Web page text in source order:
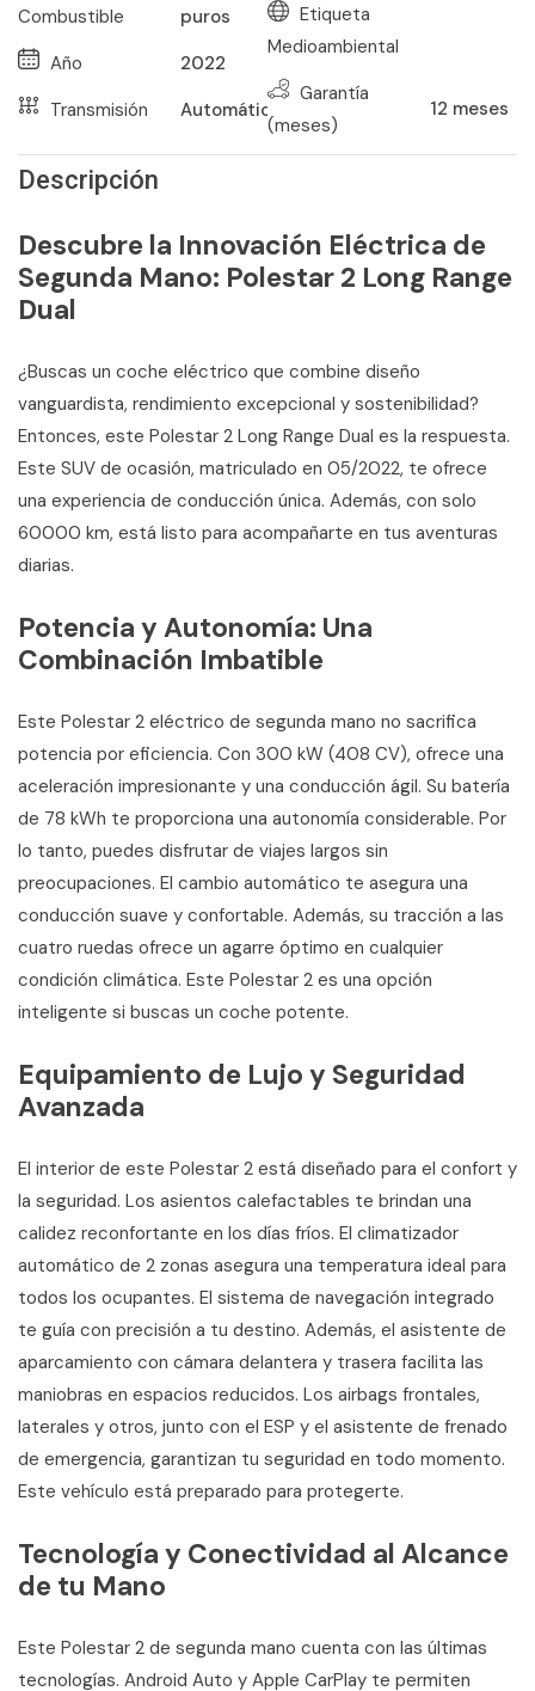
Combustible
puros
Año
2022
Transmisión
Automático
Etiqueta
Medioambiental
Garantía
(meses)
12 meses
Descripción
Descubre la Innovación Eléctrica de
Segunda Mano: Polestar 2 Long Range
Dual
¿Buscas un coche eléctrico que combine diseño
vanguardista, rendimiento excepcional y sostenibilidad?
Entonces, este Polestar 2 Long Range Dual es la respuesta.
Este SUV de ocasión, matriculado en 05/2022, te ofrece
una experiencia de conducción única. Además, con solo
60000 km, está listo para acompañarte en tus aventuras
diarias.
Potencia y Autonomía: Una
Combinación Imbatible
Este Polestar 2 eléctrico de segunda mano no sacrifica
potencia por eficiencia. Con 300 kW (408 CV), ofrece una
aceleración impresionante y una conducción ágil. Su batería
de 78 kWh te proporciona una autonomía considerable. Por
lo tanto, puedes disfrutar de viajes largos sin
preocupaciones. El cambio automático te asegura una
conducción suave y confortable. Además, su tracción a las
cuatro ruedas ofrece un agarre óptimo en cualquier
condición climática. Este Polestar 2 es una opción
inteligente si buscas un coche potente.
Equipamiento de Lujo y Seguridad
Avanzada
El interior de este Polestar 2 está diseñado para el confort y
la seguridad. Los asientos calefactables te brindan una
calidez reconfortante en los días fríos. El climatizador
automático de 2 zonas asegura una temperatura ideal para
todos los ocupantes. El sistema de navegación integrado
te guía con precisión a tu destino. Además, el asistente de
aparcamiento con cámara delantera y trasera facilita las
maniobras en espacios reducidos. Los airbags frontales,
laterales y otros, junto con el ESP y el asistente de frenado
de emergencia, garantizan tu seguridad en todo momento.
Este vehículo está preparado para protegerte.
Tecnología y Conectividad al Alcance
de tu Mano
Este Polestar 2 de segunda mano cuenta con las últimas
tecnologías. Android Auto y Apple CarPlay te permiten